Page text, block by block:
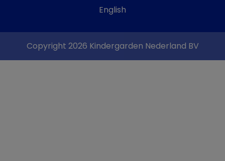
English
Copyright 2026 Kindergarden Nederland BV